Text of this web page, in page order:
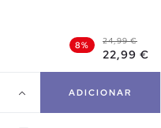
8% 24,99 €
22,99 €
ADICIONAR